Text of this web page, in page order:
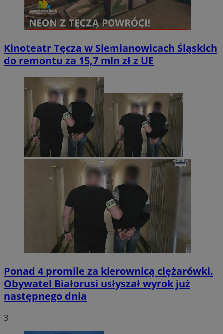
Kinoteatr Tęcza w Siemianowicach Śląskich
do remontu za 15,7 mln zł z UE
Ponad 4 promile za kierownicą ciężarówki.
Obywatel Białorusi usłyszał wyrok już
następnego dnia
3